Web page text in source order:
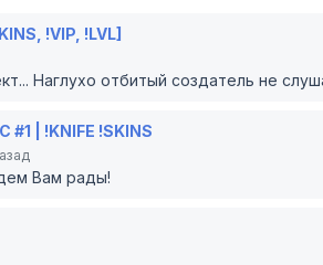
!VIP, !LVL]
Наглухо отбитый создатель не
#1 | !KNIFE !SKINS
Вам рады!